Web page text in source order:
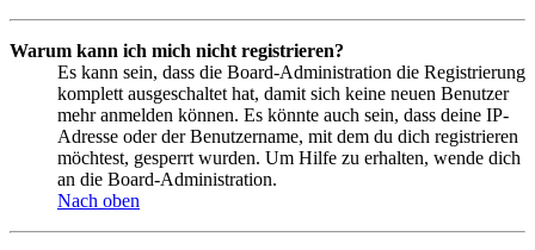
Warum kann ich mich nicht registrieren?
Es kann sein, dass die Board-Administration die Registrierung
komplett ausgeschaltet hat, damit sich keine neuen Benutzer
mehr anmelden können. Es könnte auch sein, dass deine IP-
Adresse oder der Benutzername, mit dem du dich registrieren
möchtest, gesperrt wurden. Um Hilfe zu erhalten, wende dich
an die Board-Administration.
Nach oben